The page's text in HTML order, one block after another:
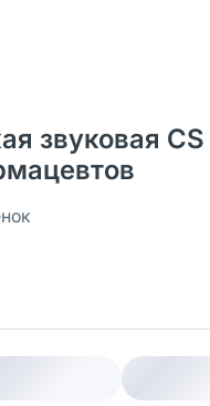
звуковая